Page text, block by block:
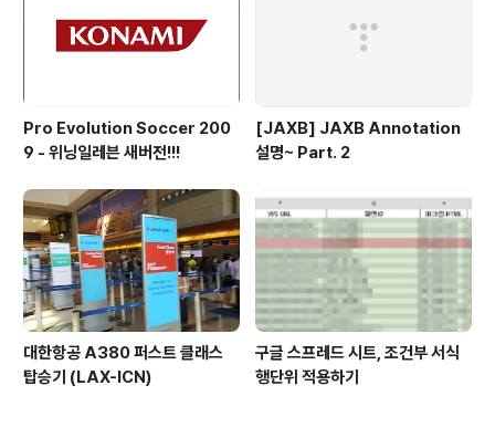
Pro Evolution Soccer 200
9 - 위닝일레븐 새버전!!!
[JAXB] JAXB Annotation
설명~ Part. 2
대한항공 A380 퍼스트 클래스
탑승기 (LAX-ICN)
구글 스프레드 시트, 조건부 서식
행단위 적용하기